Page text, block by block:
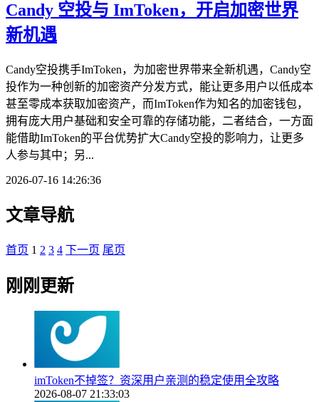
Candy 空投与 ImToken，开启加密世界
新机遇
Candy空投携手ImToken，为加密世界带来全新机遇，Candy空
投作为一种创新的加密资产分发方式，能让更多用户以低成本
甚至零成本获取加密资产，而ImToken作为知名的加密钱包，
拥有庞大用户基础和安全可靠的存储功能，二者结合，一方面
能借助ImToken的平台优势扩大Candy空投的影响力，让更多
人参与其中；另...
2026-07-16 14:26:36
文章导航
首页 1 2 3 4 下一页 尾页
刚刚更新
imToken不掉签？资深用户亲测的稳定使用全攻略
2026-08-07 21:33:03